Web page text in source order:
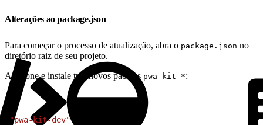
Alterações ao package.json
Para começar o processo de atualização, abra o package.json no
diretório raiz de seu projeto.
Adicione e instale três novos pacotes pwa-kit-*:
"pwa-kit-dev":